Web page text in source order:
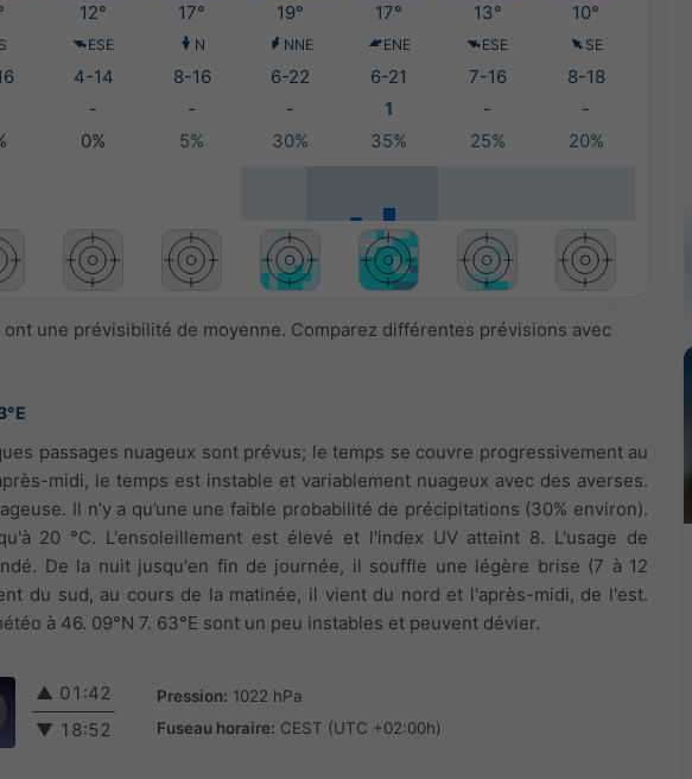
12° 17° 19° 17° 13° 10°
S ESE N NNE ENE ESE SE
4-14 8-16 6-22 6-21 7-16
8-18
- - - 1 -
-
0% 5% 30% 35% 25% 20%
une prévisibilité de moyenne. Comparez différentes prévisions avec
passages nuageux sont prévus; le temps se couvre progressivement au
midi, le temps est instable et variablement nuageux avec des averses.
Il n’y a qu’une une faible probabilité de précipitations (30% environ).
20 °C. L'ensoleillement est élevé et l'index UV atteint 8. L'usage de
De la nuit jusqu'en fin de journée, il souffle une légère brise (7 à 12
du sud, au cours de la matinée, il vient du nord et l'après-midi, de l'est.
à 46. 09°N 7. 63°E sont un peu instables et peuvent dévier.
▲ 01:42
▼ 18:52
Pression: 1022 hPa
Fuseau horaire: CEST (UTC +02:00h)